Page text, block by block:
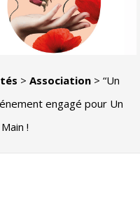
> Association > “Un
engagé pour Un
!